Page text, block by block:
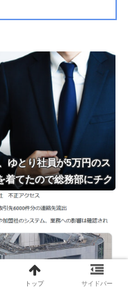
ゆとり社員が5万円のス
着てたので総務部にチク
ったったwww
トップ サイドバー